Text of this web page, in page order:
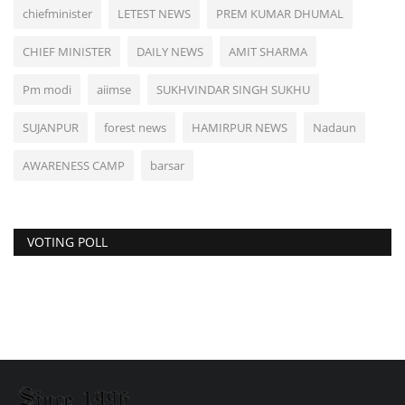
chiefminister LETEST NEWS PREM KUMAR DHUMAL
CHIEF MINISTER DAILY NEWS AMIT SHARMA
Pm modi aiimse SUKHVINDAR SINGH SUKHU
SUJANPUR forest news HAMIRPUR NEWS Nadaun
AWARENESS CAMP barsar
VOTING POLL